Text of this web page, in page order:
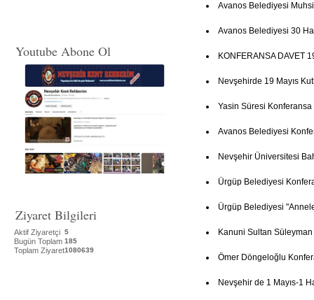
Youtube Abone Ol
Ziyaret Bilgileri
Aktif Ziyaretçi 5
Bugün Toplam 185
Toplam Ziyaret1080639
Avanos Belediyesi
Avanos Belediyesi 30
KONFERANSA DAVET
Nevşehirde 19 Mayıs
Yasin Süresi Konferansa
Avanos Belediyesi
Nevşehir Üniversitesi
Ürgüp Belediyesi
Ürgüp Belediyesi
Kanuni Sultan
Ömer Döngeloğlu
Nevşehir de 1 Mayıs-1